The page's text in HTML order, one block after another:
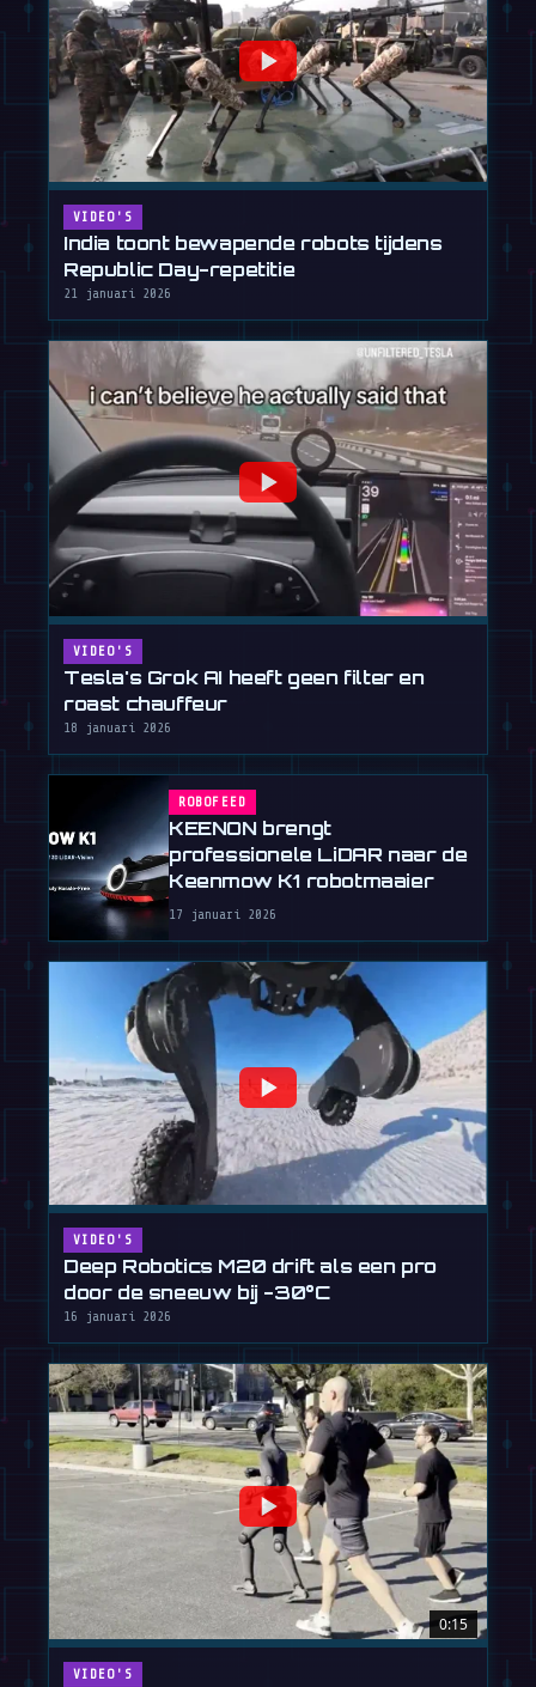
VIDEO'S
India toont bewapende robots tijdens
Republic Day-repetitie
21 januari 2026
VIDEO'S
Tesla's Grok AI heeft geen filter en
roast chauffeur
18 januari 2026
ROBOFEED
KEENON brengt
professionele LiDAR naar de
Keenmow K1 robotmaaier
17 januari 2026
VIDEO'S
Deep Robotics M20 drift als een pro
door de sneeuw bij -30°C
16 januari 2026
0:15
VIDEO'S